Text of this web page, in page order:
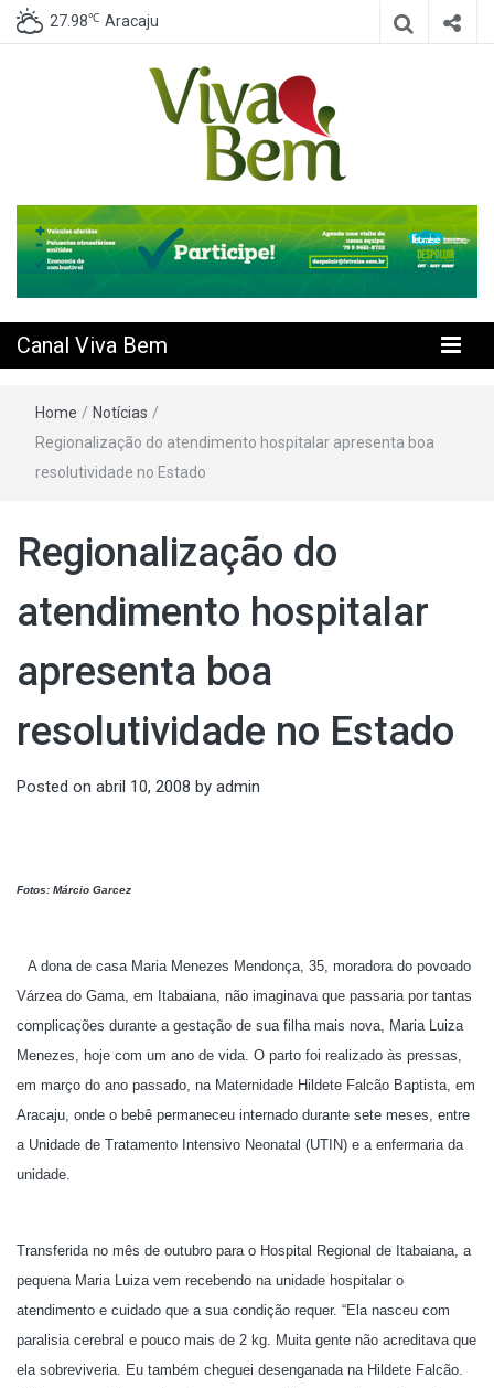
27.98℃ Aracaju
Canal Viva
Bem
Canal Viva Bem
Home / Notícias /
Regionalização do atendimento hospitalar apresenta boa
resolutividade no Estado
Regionalização do
atendimento hospitalar
apresenta boa
resolutividade no Estado
Posted on abril 10, 2008 by admin
Fotos: Márcio Garcez
A dona de casa Maria Menezes Mendonça, 35, moradora do povoado
Várzea do Gama, em Itabaiana, não imaginava que passaria por tantas
complicações durante a gestação de sua filha mais nova, Maria Luiza
Menezes, hoje com um ano de vida. O parto foi realizado às pressas,
em março do ano passado, na Maternidade Hildete Falcão Baptista, em
Aracaju, onde o bebê permaneceu internado durante sete meses, entre
a Unidade de Tratamento Intensivo Neonatal (UTIN) e a enfermaria da
unidade.
Transferida no mês de outubro para o Hospital Regional de Itabaiana, a
pequena Maria Luiza vem recebendo na unidade hospitalar o
atendimento e cuidado que a sua condição requer. “Ela nasceu com
paralisia cerebral e pouco mais de 2 kg. Muita gente não acreditava que
ela sobreviveria. Eu também cheguei desenganada na Hildete Falcão.